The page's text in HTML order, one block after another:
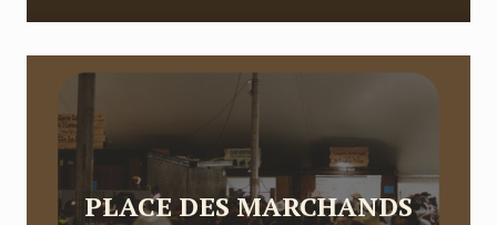
PLACE DES MARCHANDS